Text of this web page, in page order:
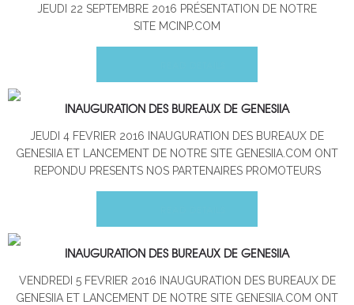
JEUDI 22 SEPTEMBRE 2016 PRÉSENTATION DE NOTRE
SITE MCINP.COM
INAUGURATION DES BUREAUX DE GENESIIA
JEUDI 4 FEVRIER 2016 INAUGURATION DES BUREAUX DE
GENESIIA ET LANCEMENT DE NOTRE SITE GENESIIA.COM ONT
REPONDU PRESENTS NOS PARTENAIRES PROMOTEURS
INAUGURATION DES BUREAUX DE GENESIIA
VENDREDI 5 FEVRIER 2016 INAUGURATION DES BUREAUX DE
GENESIIA ET LANCEMENT DE NOTRE SITE GENESIIA.COM ONT